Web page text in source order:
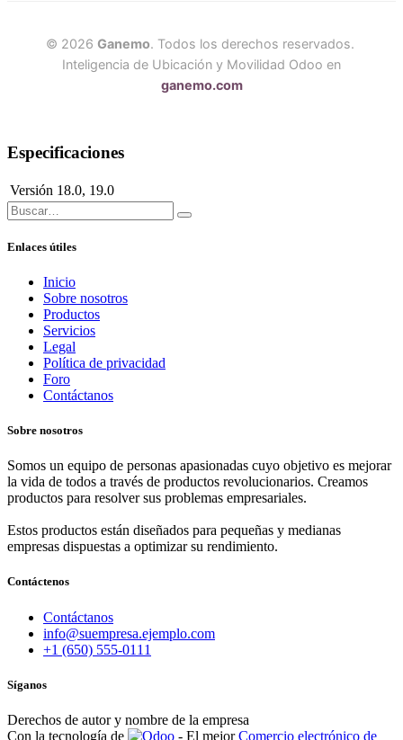
© 2026 Ganemo. Todos los derechos reservados.
Inteligencia de Ubicación y Movilidad Odoo en
ganemo.com
Especificaciones
Versión 18.0, 19.0
Enlaces útiles
Inicio
Sobre nosotros
Productos
Servicios
Legal
Política de privacidad
Foro
Contáctanos
Sobre nosotros
Somos un equipo de personas apasionadas cuyo objetivo es mejorar
la vida de todos a través de productos revolucionarios. Creamos
productos para resolver sus problemas empresariales.
Estos productos están diseñados para pequeñas y medianas
empresas dispuestas a optimizar su rendimiento.
Contáctenos
Contáctanos
info@suempresa.ejemplo.com
+1 (650) 555-0111
Síganos
Derechos de autor y nombre de la empresa
Con la tecnología de
- El mejorComercio electrónico de